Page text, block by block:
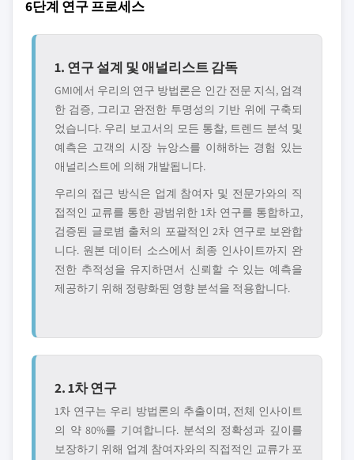
6단계 연구 프로세스
1. 연구 설계 및 애널리스트 감독
GMI에서 우리의 연구 방법론은 인간 전문 지식, 엄격
한 검증, 그리고 완전한 투명성의 기반 위에 구축되
었습니다. 우리 보고서의 모든 통찰, 트렌드 분석 및
예측은 고객의 시장 뉴앙스를 이해하는 경험 있는
애널리스트에 의해 개발됩니다.
우리의 접근 방식은 업계 참여자 및 전문가와의 직
접적인 교류를 통한 광범위한 1차 연구를 통합하고,
검증된 글로볌 출처의 포괄적인 2차 연구로 보완합
니다. 원본 데이터 소스에서 최종 인사이트까지 완
전한 추적성을 유지하면서 신뢰할 수 있는 예측을
제공하기 위해 정량화된 영향 분석을 적용합니다.
2. 1차 연구
1차 연구는 우리 방법론의 추출이며, 전체 인사이트
의 약 80%를 기여합니다. 분석의 정확성과 깊이를
보장하기 위해 업계 참여자와의 직접적인 교류가 포